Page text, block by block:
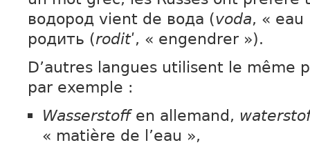
водород vient de вода (voda, «
родить (roditʹ, « engendrer »).
D’autres langues utilisent le même
par exemple :
Wasserstoffen allemand,
« matière de l’eau »,